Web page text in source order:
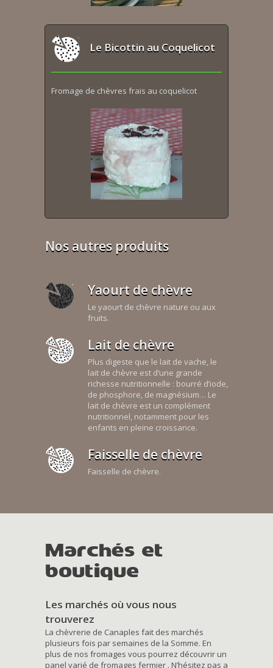
Le Bicottin au Coquelicot
Fromage de chèvres frais au coquelicot
Nos autres produits
Yaourt de chèvre
Le yaourt de chèvre nature ou aux
fruits.
Lait de chèvre
Plus digeste que le lait de vache, le
lait de chèvre est d’une grande
richesse nutritionnelle : bourré d’iode,
de phosphore, de magnésium… Le
lait de chèvre est un complément
nutritionnel, notamment pour les
enfants en pleine croissance.
Faisselle de chèvre
Faisselle de chèvre.
Marchés et
boutique
Les marchés où vous nous
trouverez
La chèvrerie de Canaples fait des marchés
plusieurs fois par semaines de la Somme. En
plus de nos fromages vous pourrez découvrir un
panel varié de fromages fermier . N’hésitez pas a